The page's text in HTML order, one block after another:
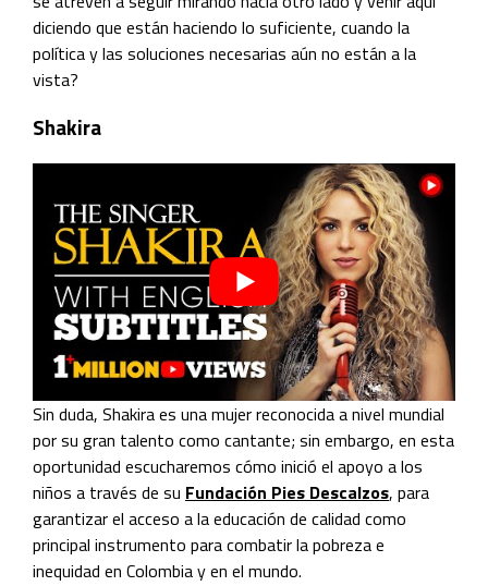
diciendo que están haciendo lo suficiente, cuando la
política y las soluciones necesarias aún no están a la
vista?
Shakira
Sin duda, Shakira es una mujer reconocida a nivel mundial
por su gran talento como cantante; sin embargo, en esta
oportunidad escucharemos cómo inició el apoyo a los
niños a través de su Fundación Pies Descalzos, para
garantizar el acceso a la educación de calidad como
principal instrumento para combatir la pobreza e
inequidad en Colombia y en el mundo.